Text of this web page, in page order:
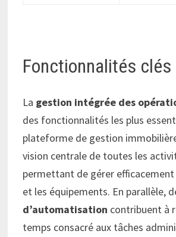
Fonctionnalités clés
La gestion intégrée des
des fonctionnalités les plus
plateforme de gestion
vision centrale de toutes les
permettant de gérer efficacement
et les équipements. En parallèle,
d’automatisation contribuent à
temps consacré aux tâches